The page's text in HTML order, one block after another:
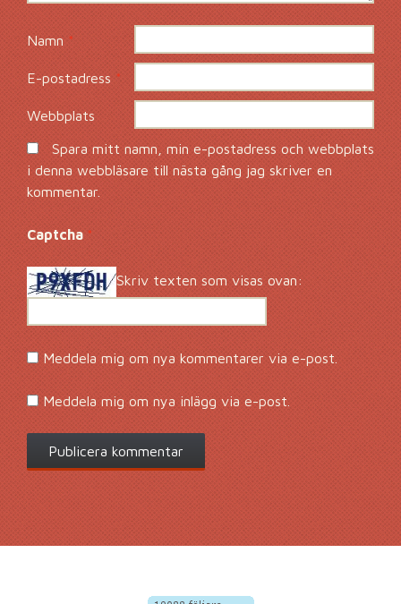
Namn*
E-postadress*
Webbplats
Spara mitt namn, min e-postadress och webbplats
i denna webbläsare till nästa gång jag skriver en
kommentar.
Captcha *
Skriv texten som visas ovan:
Meddela mig om nya kommentarer via e-post.
Meddela mig om nya inlägg via e-post.